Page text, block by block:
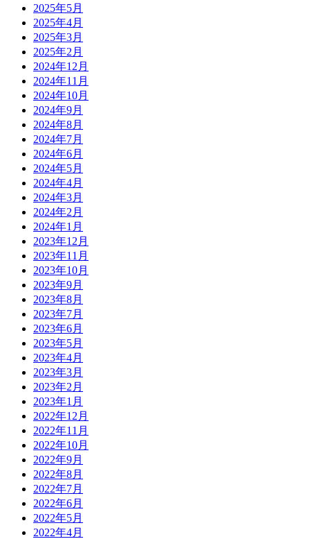
2025年5月
2025年4月
2025年3月
2025年2月
2024年12月
2024年11月
2024年10月
2024年9月
2024年8月
2024年7月
2024年6月
2024年5月
2024年4月
2024年3月
2024年2月
2024年1月
2023年12月
2023年11月
2023年10月
2023年9月
2023年8月
2023年7月
2023年6月
2023年5月
2023年4月
2023年3月
2023年2月
2023年1月
2022年12月
2022年11月
2022年10月
2022年9月
2022年8月
2022年7月
2022年6月
2022年5月
2022年4月